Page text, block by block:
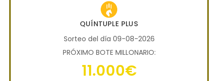
QUÍNTUPLE PLUS
Sorteo del día 09-08-2026
PRÓXIMO BOTE MILLONARIO:
11.000€